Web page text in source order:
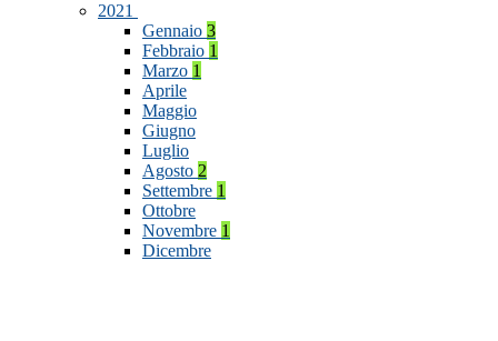
2021
Gennaio 3
Febbraio 1
Marzo 1
Aprile
Maggio
Giugno
Luglio
Agosto 2
Settembre 1
Ottobre
Novembre 1
Dicembre